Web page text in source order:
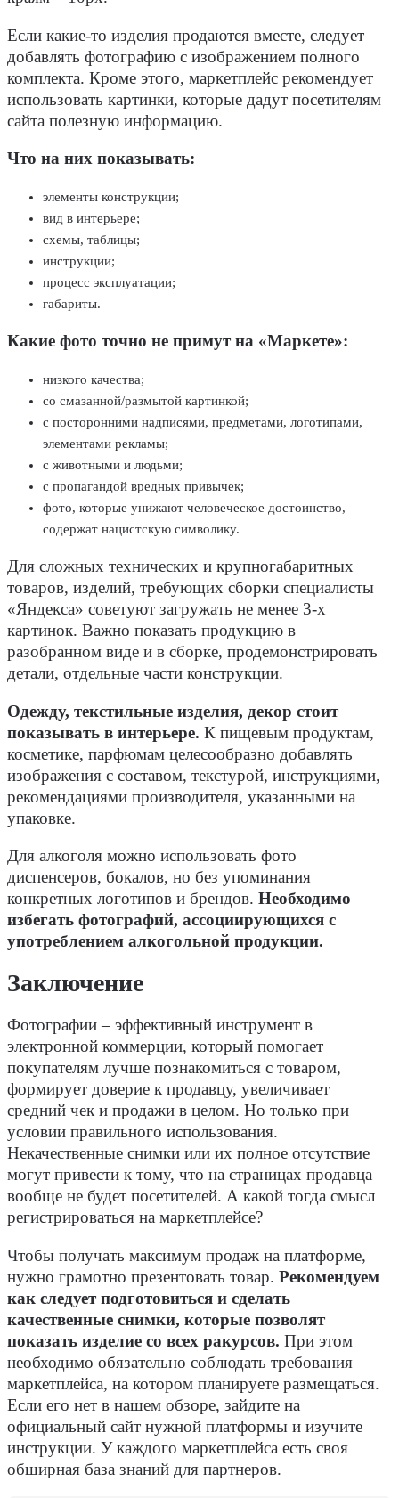
Если какие-то изделия продаются вместе, следует
добавлять фотографию с изображением полного
комплекта. Кроме этого, маркетплейс рекомендует
использовать картинки, которые дадут посетителям
сайта полезную информацию.
Что на них показывать:
элементы конструкции;
вид в интерьере;
схемы, таблицы;
инструкции;
процесс эксплуатации;
габариты.
Какие фото точно не примут на «Маркете»:
низкого качества;
со смазанной/размытой картинкой;
с посторонними надписями, предметами, логотипами,
элементами рекламы;
с животными и людьми;
с пропагандой вредных привычек;
фото, которые унижают человеческое достоинство,
содержат нацистскую символику.
Для сложных технических и крупногабаритных
товаров, изделий, требующих сборки специалисты
«Яндекса» советуют загружать не менее 3-х
картинок. Важно показать продукцию в
разобранном виде и в сборке, продемонстрировать
детали, отдельные части конструкции.
Одежду, текстильные изделия, декор стоит
показывать в интерьере. К пищевым продуктам,
косметике, парфюмам целесообразно добавлять
изображения с составом, текстурой, инструкциями,
рекомендациями производителя, указанными на
упаковке.
Для алкоголя можно использовать фото
диспенсеров, бокалов, но без упоминания
конкретных логотипов и брендов. Необходимо
избегать фотографий, ассоциирующихся с
употреблением алкогольной продукции.
Заключение
Фотографии – эффективный инструмент в
электронной коммерции, который помогает
покупателям лучше познакомиться с товаром,
формирует доверие к продавцу, увеличивает
средний чек и продажи в целом. Но только при
условии правильного использования.
Некачественные снимки или их полное отсутствие
могут привести к тому, что на страницах продавца
вообще не будет посетителей. А какой тогда смысл
регистрироваться на маркетплейсе?
Чтобы получать максимум продаж на платформе,
нужно грамотно презентовать товар. Рекомендуем
как следует подготовиться и сделать
качественные снимки, которые позволят
показать изделие со всех ракурсов. При этом
необходимо обязательно соблюдать требования
маркетплейса, на котором планируете размещаться.
Если его нет в нашем обзоре, зайдите на
официальный сайт нужной платформы и изучите
инструкции. У каждого маркетплейса есть своя
обширная база знаний для партнеров.